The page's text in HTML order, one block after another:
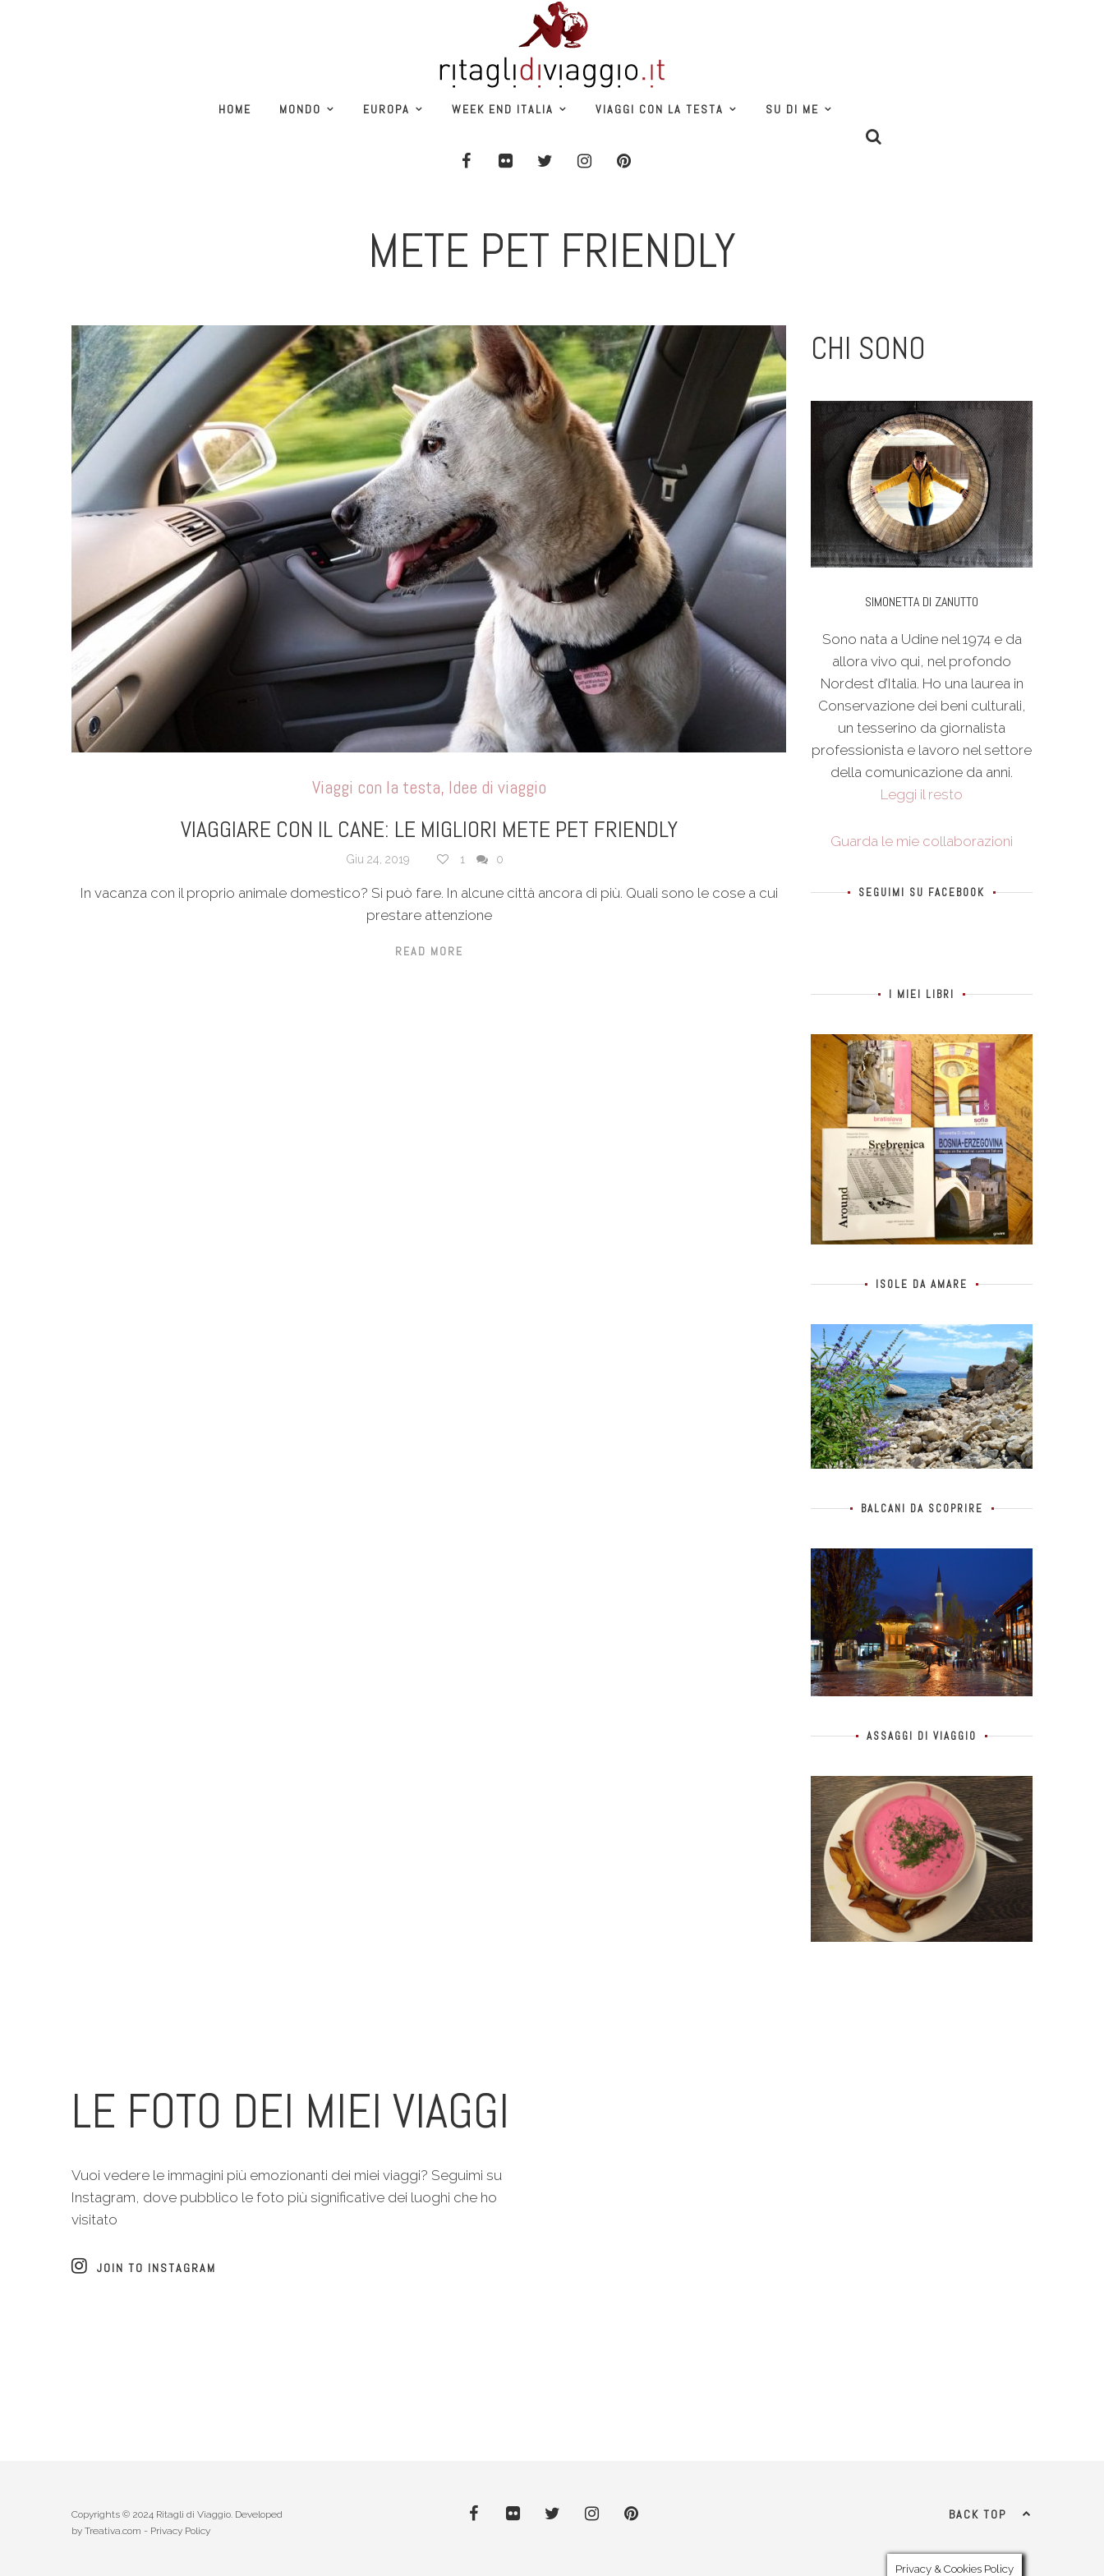
HOME MONDO EUROPA WEEK END ITALIA VIAGGI CON LA TESTA SU DI ME
METE PET FRIENDLY
Viaggi con la testa, Idee di viaggio
VIAGGIARE CON IL CANE: LE MIGLIORI METE PET FRIENDLY
Giu 24, 2019 1 0
In vacanza con il proprio animale domestico? Si può fare. In alcune città ancora di più. Quali sono le cose a cui
prestare attenzione
READ MORE
CHI SONO
SIMONETTA DI ZANUTTO
Sono nata a Udine nel 1974 e da
allora vivo qui, nel profondo
Nordest d’Italia. Ho una laurea in
Conservazione dei beni culturali,
un tesserino da giornalista
professionista e lavoro nel settore
della comunicazione da anni.
Leggi il resto
Guarda le mie collaborazioni
SEGUIMI SU FACEBOOK
I MIEI LIBRI
ISOLE DA AMARE
BALCANI DA SCOPRIRE
ASSAGGI DI VIAGGIO
LE FOTO DEI MIEI VIAGGI
Vuoi vedere le immagini più emozionanti dei miei viaggi? Seguimi su
Instagram, dove pubblico le foto più significative dei luoghi che ho
visitato
JOIN TO INSTAGRAM
Copyrights © 2024 Ritagli di Viaggio. Developed
by Treativa.com - Privacy Policy
BACK TOP
Privacy & Cookies Policy